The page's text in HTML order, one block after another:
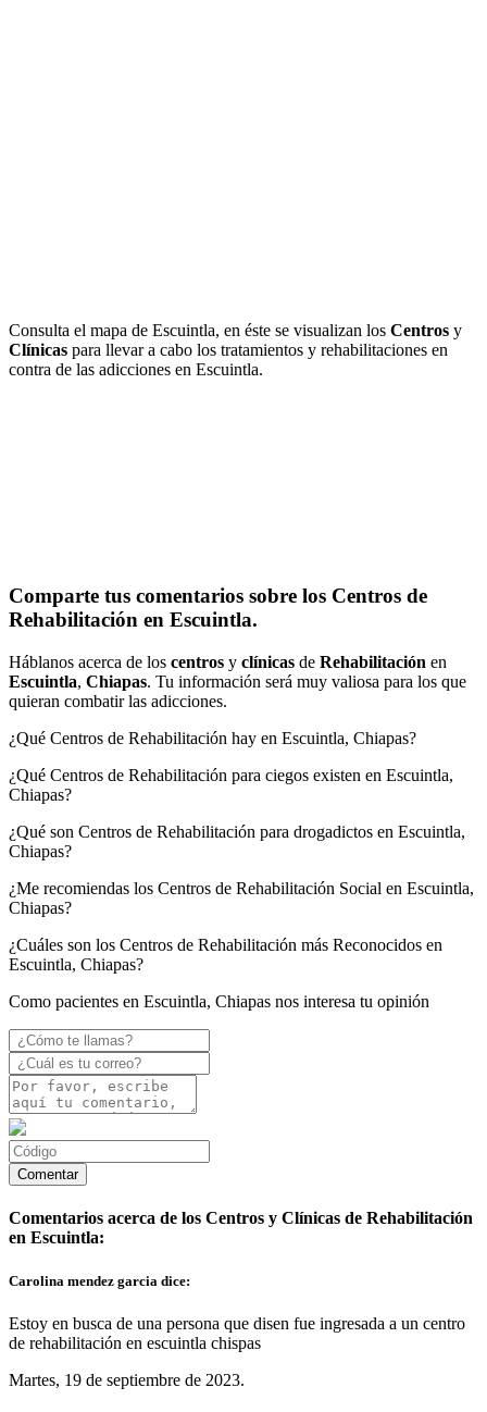
Consulta el mapa de Escuintla, en éste se visualizan los Centros y
Clínicas para llevar a cabo los tratamientos y rehabilitaciones en
contra de las adicciones en Escuintla.
Comparte tus comentarios sobre los Centros de
Rehabilitación en Escuintla.
Háblanos acerca de los centros y clínicas de Rehabilitación en
Escuintla, Chiapas. Tu información será muy valiosa para los que
quieran combatir las adicciones.
¿Qué Centros de Rehabilitación hay en Escuintla, Chiapas?
¿Qué Centros de Rehabilitación para ciegos existen en Escuintla,
Chiapas?
¿Qué son Centros de Rehabilitación para drogadictos en Escuintla,
Chiapas?
¿Me recomiendas los Centros de Rehabilitación Social en Escuintla,
Chiapas?
¿Cuáles son los Centros de Rehabilitación más Reconocidos en
Escuintla, Chiapas?
Como pacientes en Escuintla, Chiapas nos interesa tu opinión
Comentarios acerca de los Centros y Clínicas de Rehabilitación
en Escuintla:
Carolina mendez garcia dice:
Estoy en busca de una persona que disen fue ingresada a un centro
de rehabilitación en escuintla chispas
Martes, 19 de septiembre de 2023.